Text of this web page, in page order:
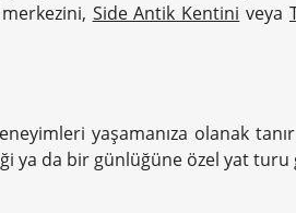
Side Antik Kentini veya
yaşamanıza olanak
ya da bir günlüğüne özel yat